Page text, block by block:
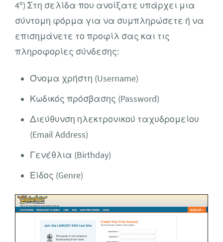
4º) Στη σελίδα που ανοίξατε υπάρχει μια
σύντομη φόρμα για να συμπληρώσετε ή να
επισημάνετε το προφίλ σας και τις
πληροφορίες σύνδεσης:
Όνομα χρήστη (Username)
Κωδικός πρόσβασης (Password)
Διεύθυνση ηλεκτρονικού ταχυδρομείου
(Email Address)
Γενέθλια (Birthday)
Είδος (Genre)